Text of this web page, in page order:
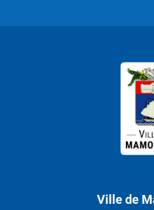
Ville de